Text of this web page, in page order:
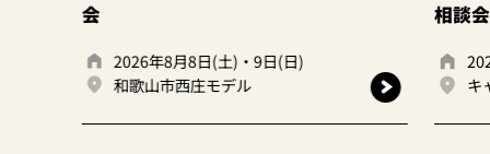
2026年8月8日(土)・9日(日)
キャンディハウス岩出店